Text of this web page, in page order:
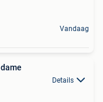
Vandaag
Details